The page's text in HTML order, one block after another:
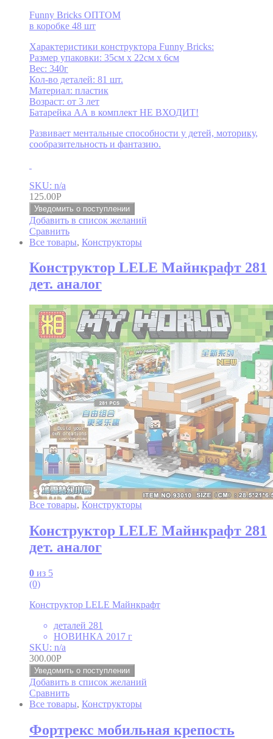
Funny Bricks ОПТОМ
в коробке 48 шт
Характеристики конструктора Funny Bricks:
Размер упаковки: 35см x 22см x 6см
Вес: 340г
Кол-во деталей: 81 шт.
Материал: пластик
Возраст: от 3 лет
Батарейка АА в комплект НЕ ВХОДИТ!
Развивает ментальные способности у детей, моторику,
сообразительность и фантазию.
SKU: n/a
125.00Р
Уведомить о поступлении
Добавить в список желаний
Сравнить
Все товары, Конструкторы
Конструктор LELE Майнкрафт 281
дет. аналог
Все товары, Конструкторы
Конструктор LELE Майнкрафт 281
дет. аналог
0 из 5
(0)
Конструктор LELE Майнкрафт
деталей 281
НОВИНКА 2017 г
SKU: n/a
300.00Р
Уведомить о поступлении
Добавить в список желаний
Сравнить
Все товары, Конструкторы
Фортрекс мобильная крепость